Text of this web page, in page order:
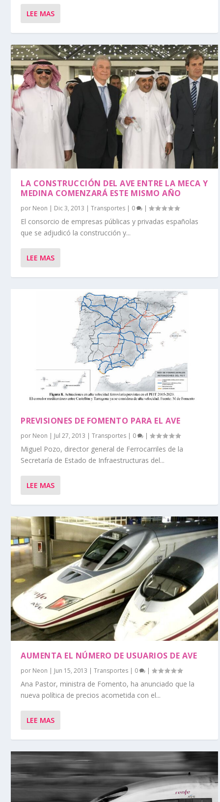
LEE MAS
LA CONSTRUCCIÓN DEL AVE ENTRE LA MECA Y
MEDINA COMENZARÁ ESTE MISMO AÑO
por Neon | Dic 3, 2013 |Transportes | 0 |
El consorcio de empresas públicas y privadas españolas
que se adjudicó la construcción y...
LEE MAS
PREVISIONES DE FOMENTO PARA EL AVE
por Neon | Jul 27, 2013 |Transportes | 0 |
Miguel Pozo, director general de Ferrocarriles de la
Secretaría de Estado de Infraestructuras del...
LEE MAS
AUMENTA EL NÚMERO DE USUARIOS DE AVE
por Neon | Jun 15, 2013 |Transportes | 0 |
Ana Pastor, ministra de Fomento, ha anunciado que la
nueva política de precios acometida con el...
LEE MAS